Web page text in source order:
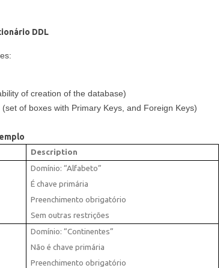
DDL
of creation of the database)
of boxes with Primary Keys, and Foreign Keys)
Description
Domínio: “Alfabeto”
É chave primária
Preenchimento obrigatório
Sem outras restrições
Domínio: “Continentes”
Não é chave primária
Preenchimento obrigatório